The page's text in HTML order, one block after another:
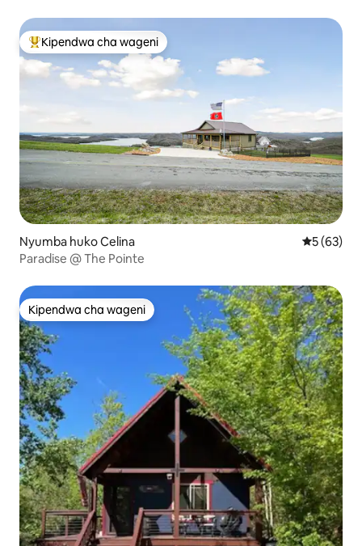
Kipendwa maarufu cha wageni
Kipendwa cha wageni
Nyumba huko Celina Ukadiriaji
5 (63)
Paradise @ The Pointe
Kipendwa cha wageni
Kipendwa cha wageni